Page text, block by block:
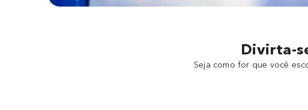
Divirta-
Seja como for que você